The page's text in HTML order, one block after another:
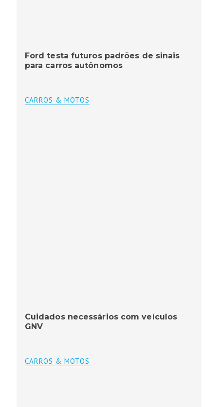
Ford testa futuros padrões de sinais
para carros autônomos
CARROS & MOTOS
Cuidados necessários com veículos
GNV
CARROS & MOTOS